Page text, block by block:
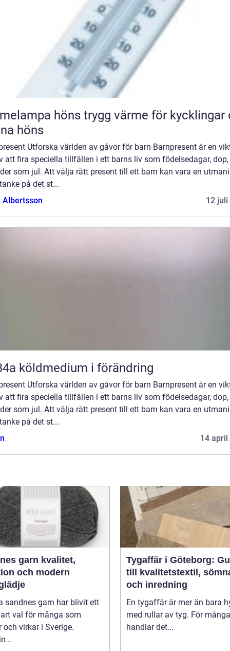
höns trygg värme för kycklingar och
höns
Utforska världen av gåvor för barn Barnpresent är en
att fira speciella tillfällen i ett barns liv som födelsedagar, dop,
som jul. Att välja rätt present till ett barn kan vara en
på det st...
Albertsson
12 juli
R134a köldmedium i förändring
Utforska världen av gåvor för barn Barnpresent är en
att fira speciella tillfällen i ett barns liv som födelsedagar, dop,
som jul. Att välja rätt present till ett barn kan vara en
på det st...
14 april
garn kvalitet,
och modern
sandnes garn har blivit ett
val för många som
och virkar i Sverige.
Tygaffär i Göteborg:
till kvalitetstextil,
och inredning
En tygaffär är mer än bara
med rullar av tyg. För många
handlar det...